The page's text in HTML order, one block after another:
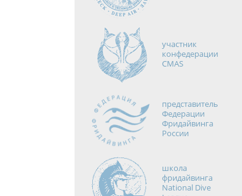
участник
конфедерации
CMAS
представитель
Федерации
Фридайвинга
России
школа
фридайвинга
National Dive